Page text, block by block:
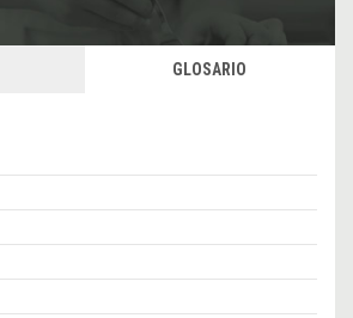
GLOSARIO